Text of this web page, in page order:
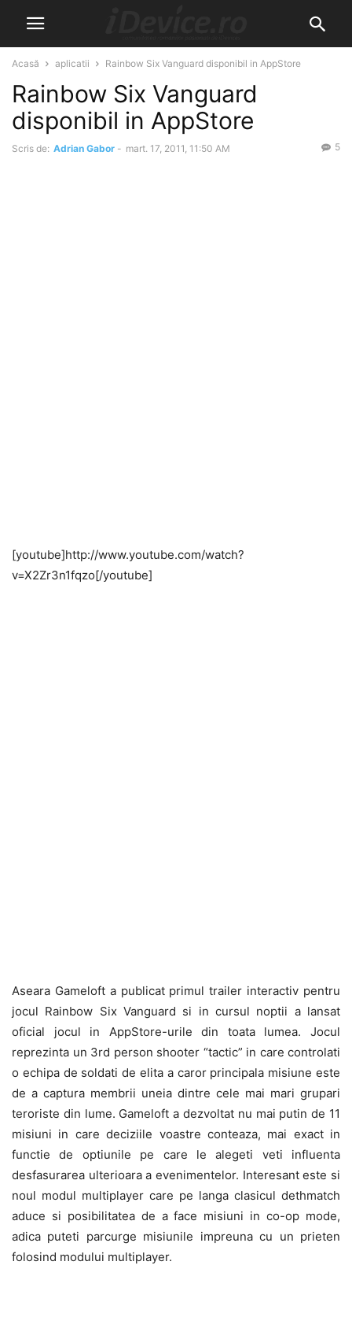
Acasă aplicatii Rainbow Six Vanguard disponibil in AppStore
Rainbow Six Vanguard
disponibil in AppStore
Scris de: Adrian Gabor - mart. 17, 2011, 11:50 AM 5
[youtube]http://www.youtube.com/watch?
v=X2Zr3n1fqzo[/youtube]
Aseara Gameloft a publicat primul trailer interactiv pentru
jocul Rainbow Six Vanguard si in cursul noptii a lansat
oficial jocul in AppStore-urile din toata lumea. Jocul
reprezinta un 3rd person shooter “tactic” in care controlati
o echipa de soldati de elita a caror principala misiune este
de a captura membrii uneia dintre cele mai mari grupari
teroriste din lume. Gameloft a dezvoltat nu mai putin de 11
misiuni in care deciziile voastre conteaza, mai exact in
functie de optiunile pe care le alegeti veti influenta
desfasurarea ulterioara a evenimentelor. Interesant este si
noul modul multiplayer care pe langa clasicul dethmatch
aduce si posibilitatea de a face misiuni in co-op mode,
adica puteti parcurge misiunile impreuna cu un prieten
folosind modului multiplayer.